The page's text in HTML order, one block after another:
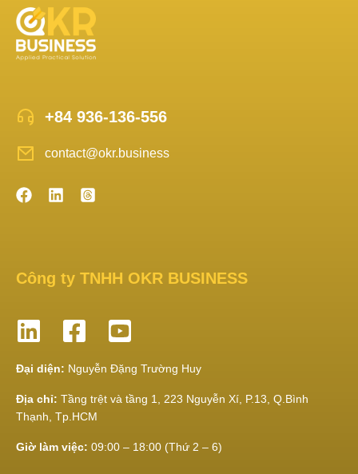
+84 936-136-556
contact@okr.business
Công ty TNHH OKR BUSINESS
Đại diện: Nguyễn Đặng Trường Huy
Địa chỉ: Tầng trệt và tầng 1, 223 Nguyễn Xí, P.13, Q.Bình
Thạnh, Tp.HCM
Giờ làm việc: 09:00 – 18:00 (Thứ 2 – 6)